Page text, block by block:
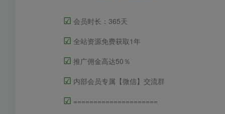
☑ 会员时长：365天
☑ 全站资源免费获取1年
☑ 推广佣金高达50％
☑ 内部会员专属【微信】交流群
☑ =====================